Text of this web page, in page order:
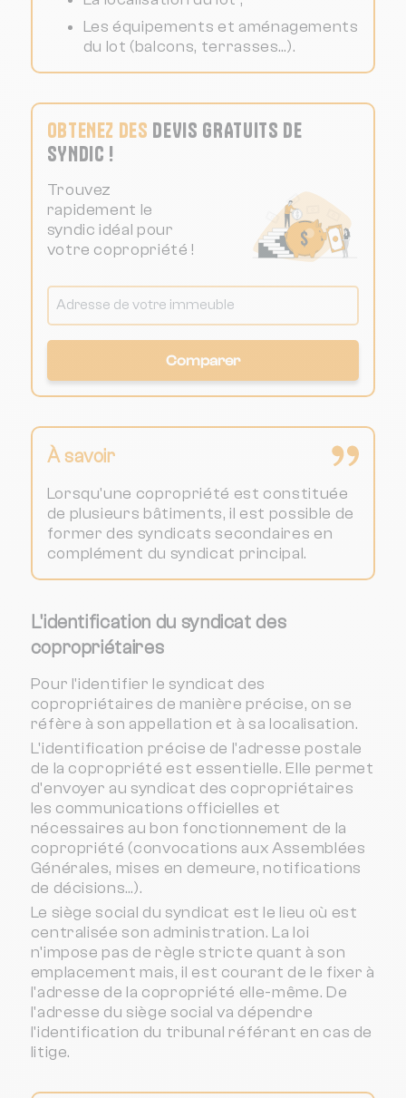
Les équipements et aménagements
du lot (balcons, terrasses…).
OBTENEZ DES DEVIS GRATUITS DE
SYNDIC !
Trouvez
rapidement le
syndic idéal pour
votre copropriété !
Comparer
À savoir
Lorsqu'une copropriété est constituée
de plusieurs bâtiments, il est possible de
former des syndicats secondaires en
complément du syndicat principal.
L'identification du syndicat des
copropriétaires
Pour l'identifier le syndicat des
copropriétaires de manière précise, on se
réfère à son appellation et à sa localisation.
L'identification précise de l'adresse postale
de la copropriété est essentielle. Elle permet
d'envoyer au syndicat des copropriétaires
les communications officielles et
nécessaires au bon fonctionnement de la
copropriété (convocations aux Assemblées
Générales, mises en demeure, notifications
de décisions…).
Le siège social du syndicat est le lieu où est
centralisée son administration. La loi
n'impose pas de règle stricte quant à son
emplacement mais, il est courant de le fixer à
l'adresse de la copropriété elle-même. De
l'adresse du siège social va dépendre
l'identification du tribunal référant en cas de
litige.